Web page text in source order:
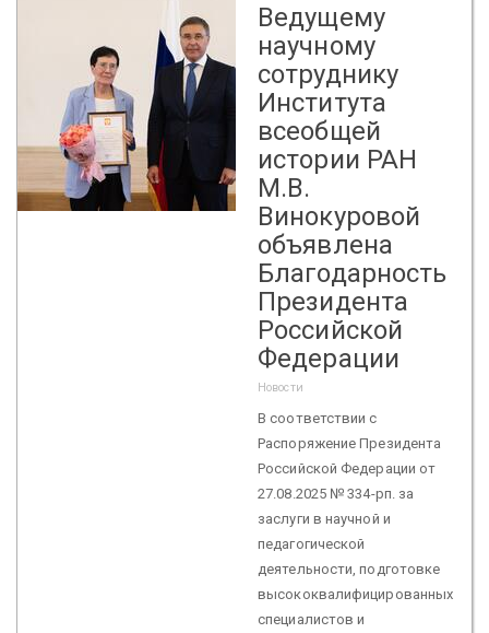
Ведущему
научному
сотруднику
Института
всеобщей
истории РАН
М.В.
Винокуровой
объявлена
Благодарность
Президента
Российской
Федерации
Новости
В соответствии с
Распоряжение Президента
Российской Федерации от
27.08.2025 № 334-рп. за
заслуги в научной и
педагогической
деятельности, подготовке
высококвалифицированных
специалистов и